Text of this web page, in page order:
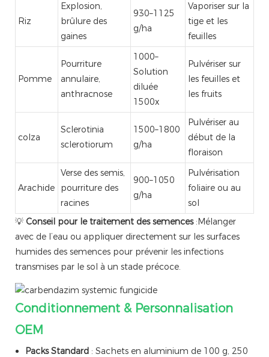
Riz
Explosion,
brûlure des
gaines
930–1125
g/ha
Vaporiser sur la
tige et les
feuilles
Pomme
Pourriture
annulaire,
anthracnose
1000–
Solution
diluée
1500x
Pulvériser sur
les feuilles et
les fruits
colza
Sclerotinia
sclerotiorum
1500–1800
g/ha
Pulvériser au
début de la
floraison
Arachide
Verse des semis,
pourriture des
racines
900–1050
g/ha
Pulvérisation
foliaire ou au
sol
💡 Conseil pour le traitement des semences :Mélanger
avec de l’eau ou appliquer directement sur les surfaces
humides des semences pour prévenir les infections
transmises par le sol à un stade précoce.
Conditionnement & Personnalisation
OEM
Packs Standard : Sachets en aluminium de 100 g, 250